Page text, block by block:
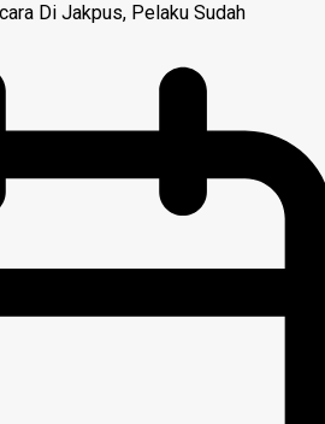
Di Jakpus, Pelaku Sudah